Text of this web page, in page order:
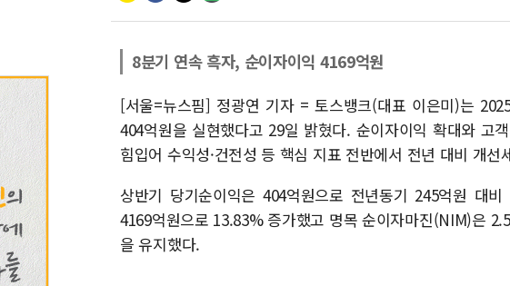
8분기 연속 흑자, 순이자이익 4169억원
[서울=뉴스핌] 정광연 기자 = 토스뱅크(대표 이은미)는
404억원을 실현했다고 29일 밝혔다. 순이자이익 확대와 고
힘입어 수익성·건전성 등 핵심 지표 전반에서 전년 대비 개선
상반기 당기순이익은 404억원으로 전년동기 245억원 대
4169억원으로 13.83% 증가했고 명목 순이자마진(NIM)은
을 유지했다.